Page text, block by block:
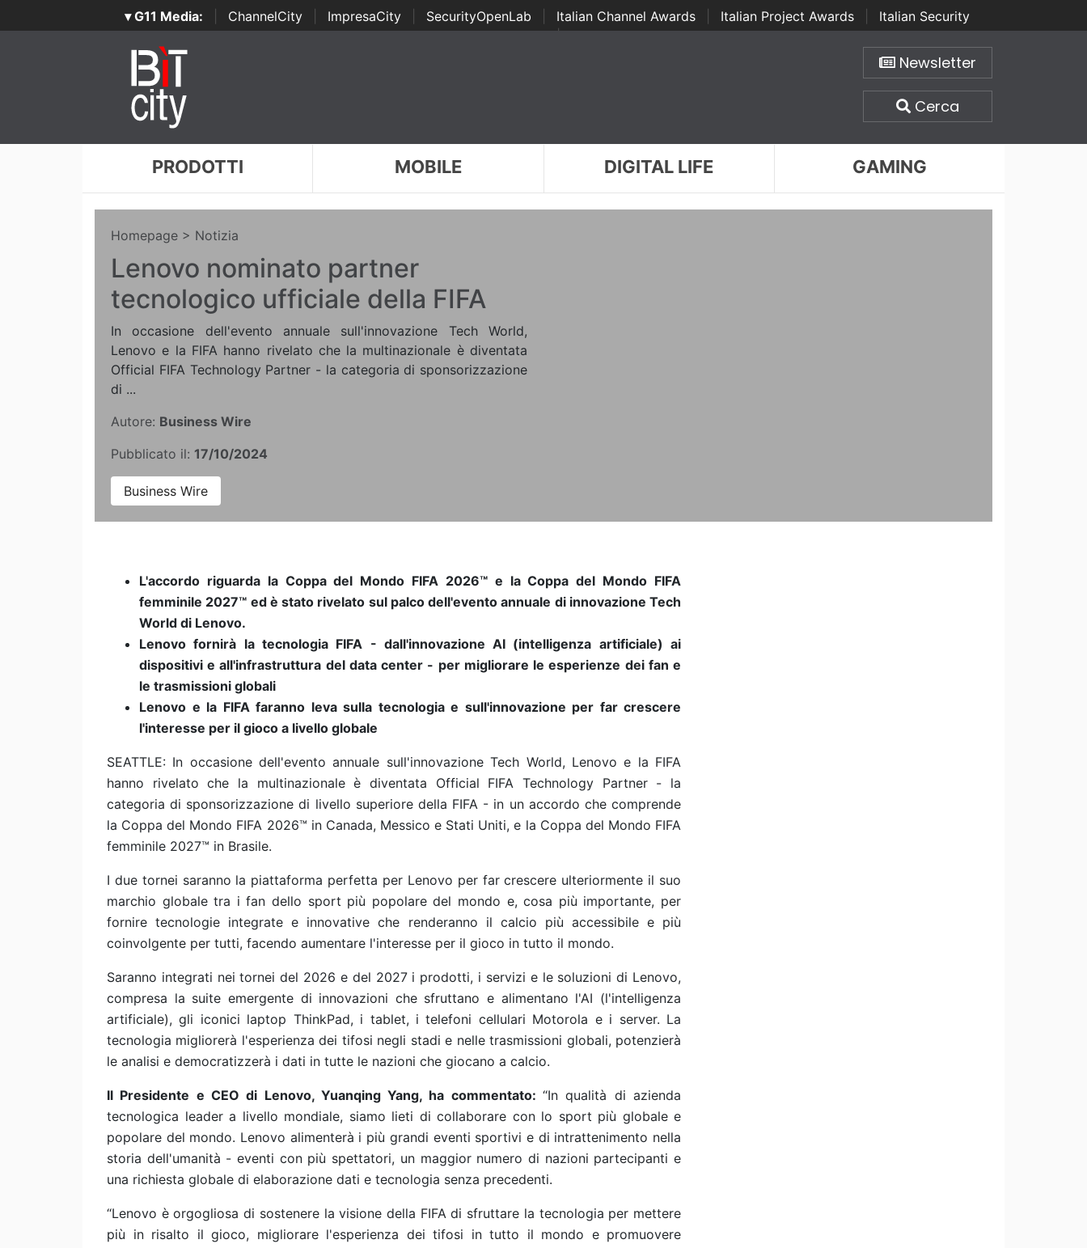
▾ G11 Media: ChannelCity ImpresaCity SecurityOpenLab Italian Channel Awards Italian Project Awards
Italian Security
Awards | ...
Newsletter
Cerca
PRODOTTI MOBILE DIGITAL LIFE GAMING
Homepage > Notizia
Lenovo nominato partner
tecnologico ufficiale della FIFA
In occasione dell'evento annuale sull'innovazione Tech World,
Lenovo e la FIFA hanno rivelato che la multinazionale è diventata
Official FIFA Technology Partner - la categoria di sponsorizzazione
di ...
Autore: Business Wire
Pubblicato il: 17/10/2024
Business Wire
L'accordo riguarda la Coppa del Mondo FIFA 2026™ e la Coppa del Mondo FIFA
femminile 2027™ ed è stato rivelato sul palco dell'evento annuale di innovazione Tech
World di Lenovo.
Lenovo fornirà la tecnologia FIFA - dall'innovazione AI (intelligenza artificiale) ai
dispositivi e all'infrastruttura del data center - per migliorare le esperienze dei fan e
le trasmissioni globali
Lenovo e la FIFA faranno leva sulla tecnologia e sull'innovazione per far crescere
l'interesse per il gioco a livello globale
SEATTLE: In occasione dell'evento annuale sull'innovazione Tech World, Lenovo e la FIFA
hanno rivelato che la multinazionale è diventata Official FIFA Technology Partner - la
categoria di sponsorizzazione di livello superiore della FIFA - in un accordo che comprende
la Coppa del Mondo FIFA 2026™ in Canada, Messico e Stati Uniti, e la Coppa del Mondo FIFA
femminile 2027™ in Brasile.
I due tornei saranno la piattaforma perfetta per Lenovo per far crescere ulteriormente il suo
marchio globale tra i fan dello sport più popolare del mondo e, cosa più importante, per
fornire tecnologie integrate e innovative che renderanno il calcio più accessibile e più
coinvolgente per tutti, facendo aumentare l'interesse per il gioco in tutto il mondo.
Saranno integrati nei tornei del 2026 e del 2027 i prodotti, i servizi e le soluzioni di Lenovo,
compresa la suite emergente di innovazioni che sfruttano e alimentano l'AI (l'intelligenza
artificiale), gli iconici laptop ThinkPad, i tablet, i telefoni cellulari Motorola e i server. La
tecnologia migliorerà l'esperienza dei tifosi negli stadi e nelle trasmissioni globali, potenzierà
le analisi e democratizzerà i dati in tutte le nazioni che giocano a calcio.
Il Presidente e CEO di Lenovo, Yuanqing Yang, ha commentato:“In qualità di azienda
tecnologica leader a livello mondiale, siamo lieti di collaborare con lo sport più globale e
popolare del mondo. Lenovo alimenterà i più grandi eventi sportivi e di intrattenimento nella
storia dell'umanità - eventi con più spettatori, un maggior numero di nazioni partecipanti e
una richiesta globale di elaborazione dati e tecnologia senza precedenti.
“Lenovo è orgogliosa di sostenere la visione della FIFA di sfruttare la tecnologia per mettere
più in risalto il gioco, migliorare l'esperienza dei tifosi in tutto il mondo e promuovere